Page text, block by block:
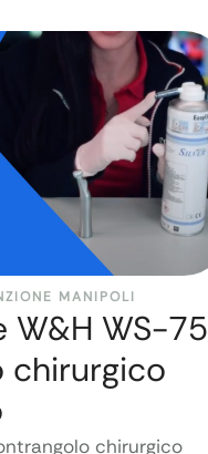
MANIPOLI
W&H WS-75
chirurgico
chirurgico